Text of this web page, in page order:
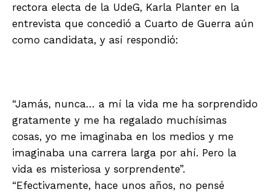
rectora electa de la UdeG, Karla Planter en la
entrevista que concedió a Cuarto de Guerra aún
como candidata, y así respondió:
“Jamás, nunca… a mí la vida me ha sorprendido
gratamente y me ha regalado muchísimas
cosas, yo me imaginaba en los medios y me
imaginaba una carrera larga por ahí. Pero la
vida es misteriosa y sorprendente”.
“Efectivamente, hace unos años, no pensé